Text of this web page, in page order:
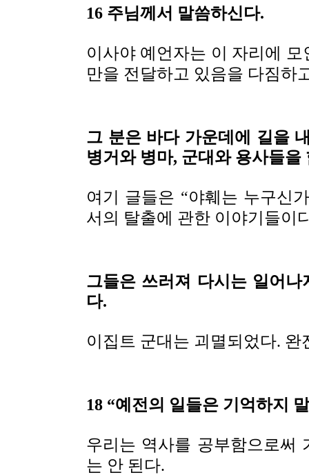
16 주님께서 말씀하신다.
이사야 예언자는 이 자리에
만을 전달하고 있음을 다짐하
그 분은 바다 가운데에 길을
병거와 병마, 군대와 용사들을
여기 글들은 “야훼는 누구신
서의 탈출에 관한 이야기들이
그들은 쓰러져 다시는 일어
다.
이집트 군대는 괴멸되었다. 완
18 “예전의 일들은 기억하지
우리는 역사를 공부함으로써
는 안 된다.